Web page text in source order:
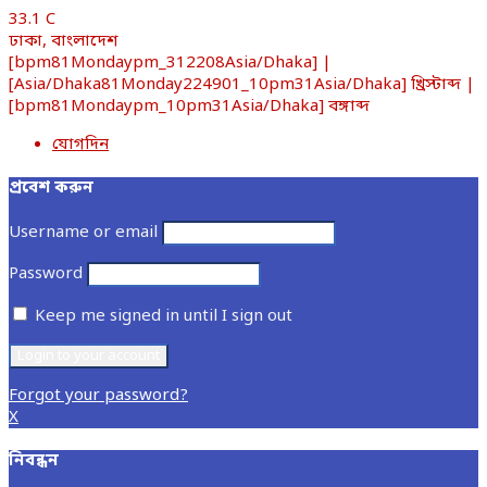
33.1 C
ঢাকা, বাংলাদেশ
[bpm81Mondaypm_312208Asia/Dhaka] |
[Asia/Dhaka81Monday224901_10pm31Asia/Dhaka] খ্রিস্টাব্দ |
[bpm81Mondaypm_10pm31Asia/Dhaka] বঙ্গাব্দ
যোগদিন
প্রবেশ করুন
Username or email
Password
Keep me signed in until I sign out
Forgot your password?
X
নিবন্ধন